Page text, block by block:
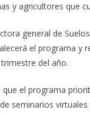
y agricultores que
general de
el programa y
del año.
que el programa
seminarios